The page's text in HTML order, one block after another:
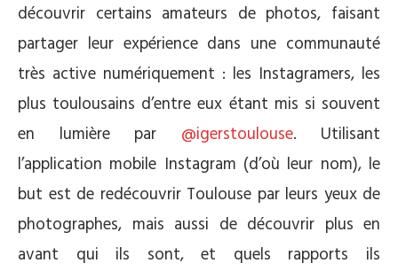
découvrir certains amateurs de photos, faisant
partager leur expérience dans une communauté
très active numériquement : les Instagramers, les
plus toulousains d’entre eux étant mis si souvent
en lumière par @igerstoulouse. Utilisant
l’application mobile Instagram (d’où leur nom), le
but est de redécouvrir Toulouse par leurs yeux de
photographes, mais aussi de découvrir plus en
avant qui ils sont, et quels rapports ils